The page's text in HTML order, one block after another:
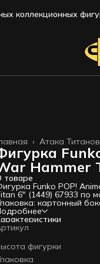
коллекционных
Атака Титанов
›
Hammer
товаре
Funko POP!
6" (1449) 67933 по
картонный
фигурки: 15 см
винил
и
Разработчик/Издатель:
многие годы
существами,
зато едят
фигурки